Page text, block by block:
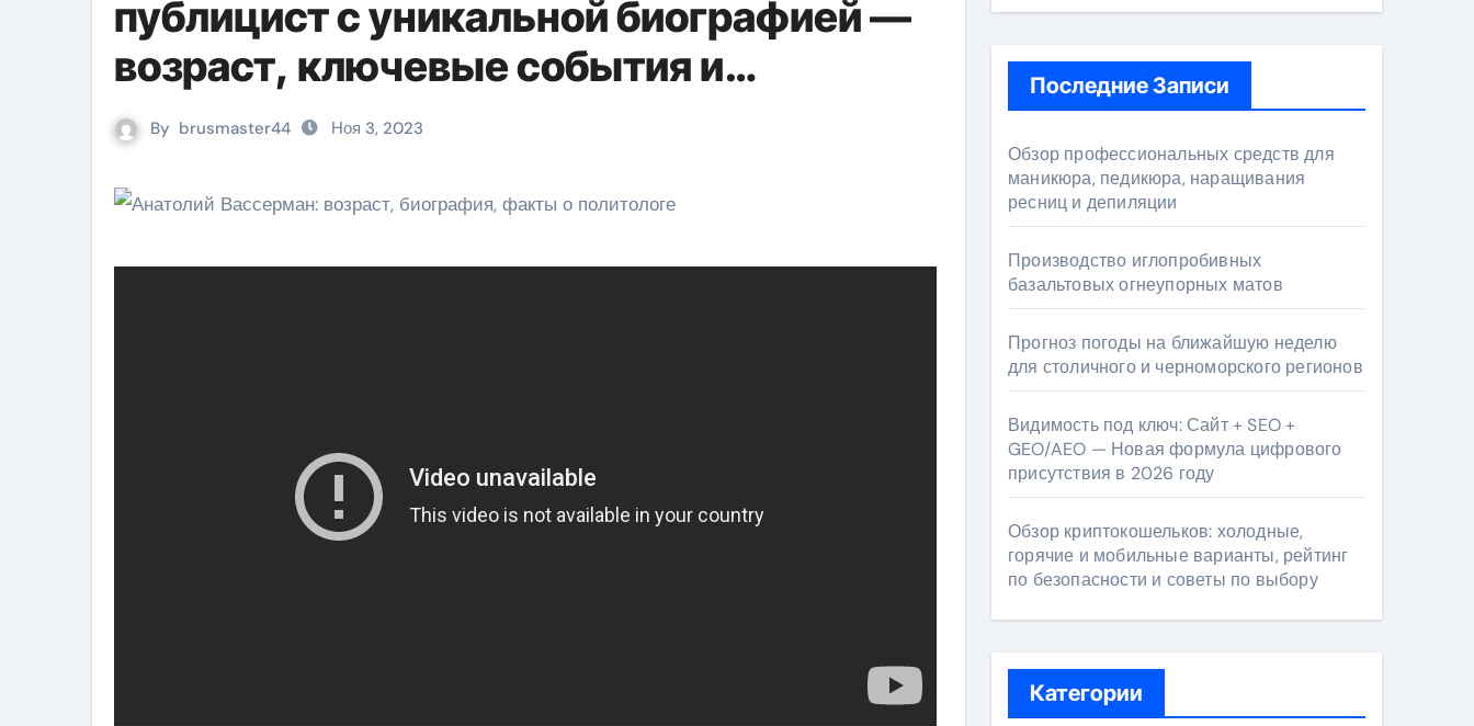
публицист с уникальной биографией —
возраст, ключевые события и
интересные факты о жизни эксперта
By brusmaster44 Ноя 3, 2023
Последние Записи
Обзор профессиональных средств для
маникюра, педикюра, наращивания
ресниц и депиляции
Производство иглопробивных
базальтовых огнеупорных матов
Прогноз погоды на ближайшую неделю
для столичного и черноморского регионов
Видимость под ключ: Сайт + SEO +
GEO/AEO — Новая формула цифрового
присутствия в 2026 году
Обзор криптокошельков: холодные,
горячие и мобильные варианты, рейтинг
по безопасности и советы по выбору
Категории